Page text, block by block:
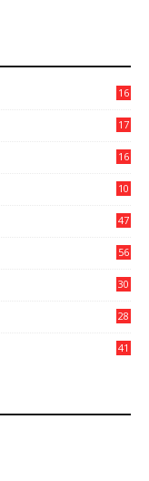
16
17
16
10
47
56
30
28
41